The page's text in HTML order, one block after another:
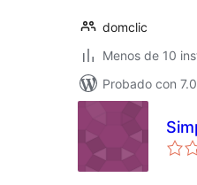
domclic
Menos de 10
Probado con